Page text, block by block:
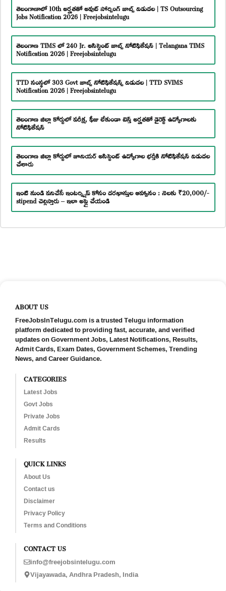
తెలంగాణాలో 10th అర్హతతో అవుట్ సోర్సింగ్ జాబ్స్ విడుదల | TS Outsourcing
Jobs Notification 2026 | Freejobsintelugu
తెలంగాణ TIMS లో 240 Jr. అసిస్టెంట్ జాబ్స్ నోటిఫికేషన్ | Telangana TIMS
Notification 2026 | Freejobsintelugu
TTD సంస్థలో 303 Govt జాబ్స్ నోటిఫికేషన్స్ విడుదల | TTD SVIMS
Notification 2026 | Freejobsintelugu
తెలంగాణ జిల్లా కోర్టులో పరీక్ష, ఫీజు లేకుండా టెన్త్ అర్హతతో డైరెక్ట్ ఉద్యోగాలకు
నోటిఫికేషన్
తెలంగాణ జిల్లా కోర్టులో జూనియర్ అసిస్టెంట్ ఉద్యోగాల భర్తీకి నోటిఫికేషన్ విడుదల
చేశారు
ఇంటి నుండి పనిచేసే ఇంటర్న్షిప్ కోసం దరఖాస్తుల ఆహ్వానం : నెలకు ₹20,000/-
stipend చెల్లిస్తారు – ఇలా అప్లై చేయండి
ABOUT US
FreeJobsInTelugu.com is a trusted Telugu information
platform dedicated to providing fast, accurate, and verified
updates on Government Jobs, Latest Notifications, Results,
Admit Cards, Exam Dates, Government Schemes, Trending
News, and Career Guidance.
CATEGORIES
Latest Jobs
Govt Jobs
Private Jobs
Admit Cards
Results
QUICK LINKS
About Us
Contact us
Disclaimer
Privacy Policy
Terms and Conditions
CONTACT US
info@freejobsintelugu.com
Vijayawada, Andhra Pradesh, India